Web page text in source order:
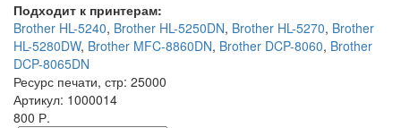
Подходит к принтерам:
Brother HL-5240, Brother HL-5250DN, Brother HL-5270, Brother
HL-5280DW, Brother MFC-8860DN, Brother DCP-8060, Brother
DCP-8065DN
Ресурс печати, стр: 25000
Артикул: 1000014
800 Р.